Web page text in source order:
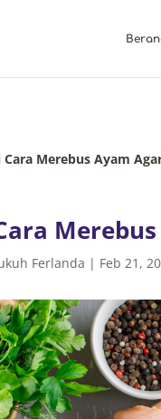
Cara Merebus Ayam
Ferlanda | Feb 21,